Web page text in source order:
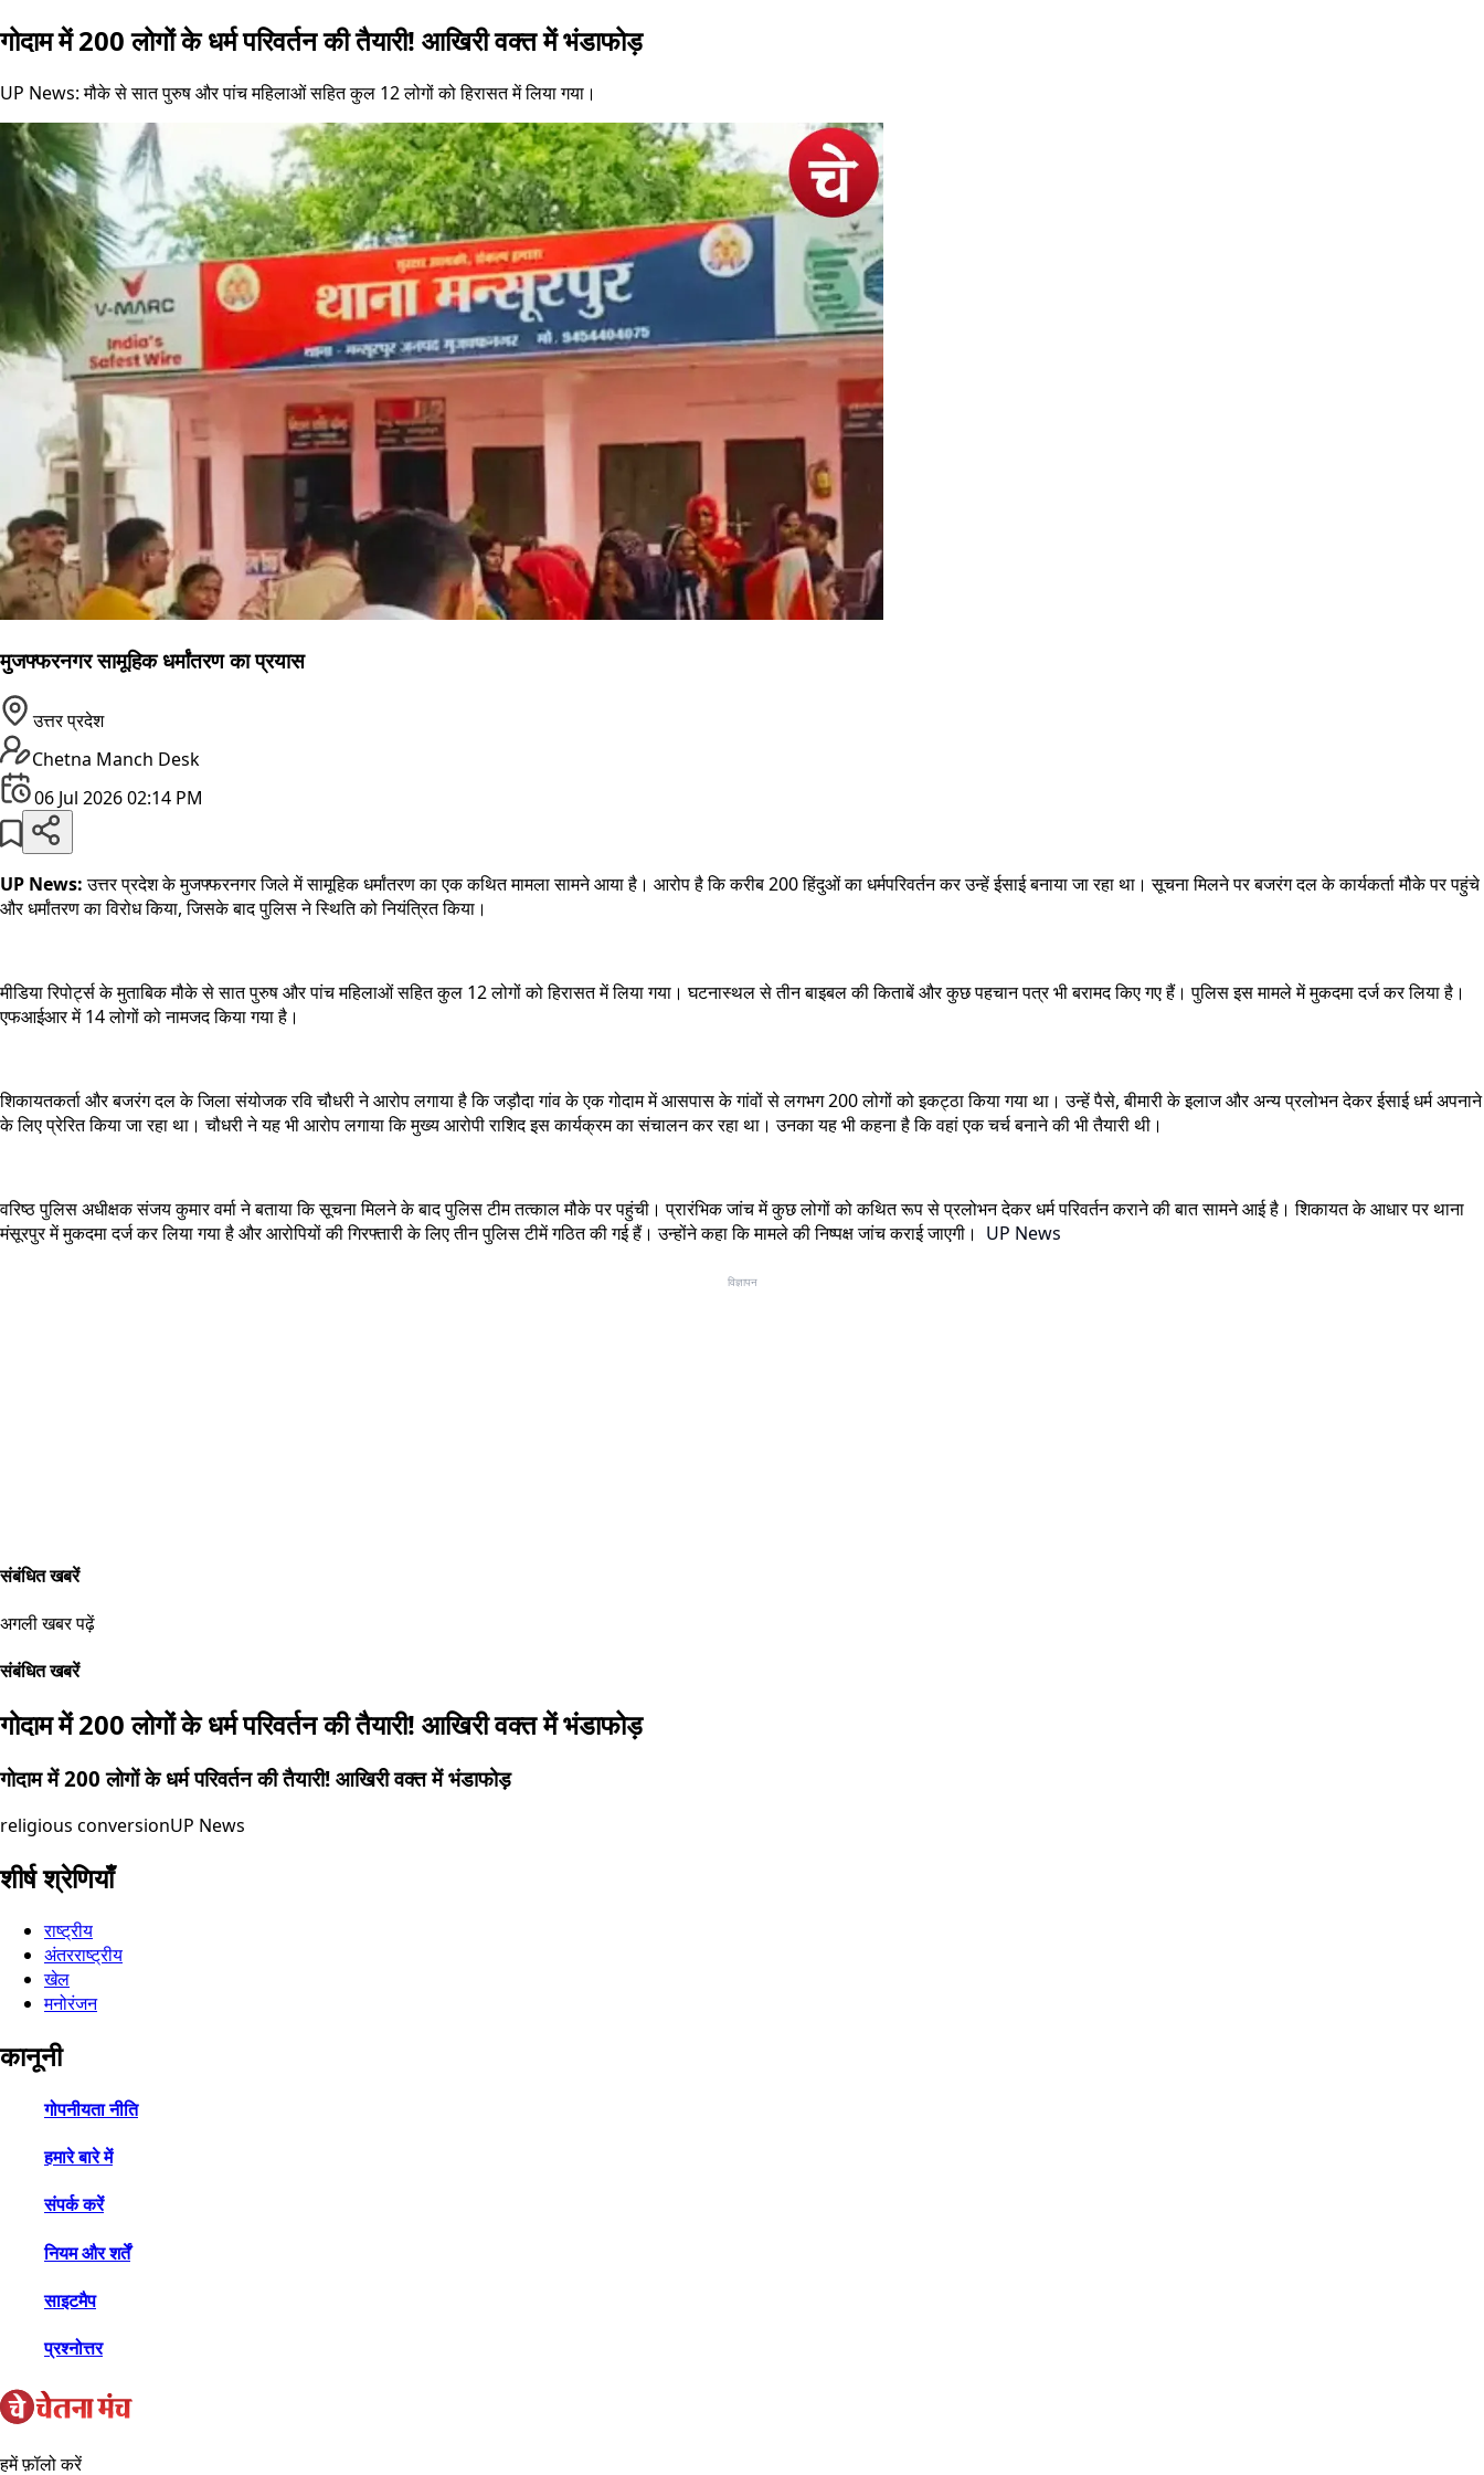
गोदाम में 200 लोगों के धर्म परिवर्तन की तैयारी! आखिरी वक्त में भंडाफोड़
UP News: मौके से सात पुरुष और पांच महिलाओं सहित कुल 12 लोगों को हिरासत में लिया गया।
मुजफ्फरनगर सामूहिक धर्मांतरण का प्रयास
उत्तर प्रदेश
Chetna Manch Desk
06 Jul 2026 02:14 PM
UP News:उत्तर प्रदेश के मुजफ्फरनगर जिले में सामूहिक धर्मांतरण का एक कथित मामला सामने आया है। आरोप है कि करीब 200 हिंदुओं का धर्मपरिवर्तन कर उन्हें ईसाई बनाया जा रहा था। सूचना मिलने पर बजरंग दल के कार्यकर्ता मौके पर पहुंचे
और धर्मांतरण का विरोध किया, जिसके बाद पुलिस ने स्थिति को नियंत्रित किया।
मीडिया रिपोर्ट्स के मुताबिक मौके से सात पुरुष और पांच महिलाओं सहित कुल 12 लोगों को हिरासत में लिया गया। घटनास्थल से तीन बाइबल की किताबें और कुछ पहचान पत्र भी बरामद किए गए हैं। पुलिस इस मामले में मुकदमा दर्ज कर लिया है।
एफआईआर में 14 लोगों को नामजद किया गया है।
शिकायतकर्ता और बजरंग दल के जिला संयोजक रवि चौधरी ने आरोप लगाया है कि जड़ौदा गांव के एक गोदाम में आसपास के गांवों से लगभग 200 लोगों को इकट्ठा किया गया था। उन्हें पैसे, बीमारी के इलाज और अन्य प्रलोभन देकर ईसाई धर्म अपनाने
के लिए प्रेरित किया जा रहा था। चौधरी ने यह भी आरोप लगाया कि मुख्य आरोपी राशिद इस कार्यक्रम का संचालन कर रहा था। उनका यह भी कहना है कि वहां एक चर्च बनाने की भी तैयारी थी।
वरिष्ठ पुलिस अधीक्षक संजय कुमार वर्मा ने बताया कि सूचना मिलने के बाद पुलिस टीम तत्काल मौके पर पहुंची। प्रारंभिक जांच में कुछ लोगों को कथित रूप से प्रलोभन देकर धर्म परिवर्तन कराने की बात सामने आई है। शिकायत के आधार पर थाना
मंसूरपुर में मुकदमा दर्ज कर लिया गया है और आरोपियों की गिरफ्तारी के लिए तीन पुलिस टीमें गठित की गई हैं। उन्होंने कहा कि मामले की निष्पक्ष जांच कराई जाएगी। UP News
विज्ञापन
संबंधित खबरें
अगली खबर पढ़ें
संबंधित खबरें
गोदाम में 200 लोगों के धर्म परिवर्तन की तैयारी! आखिरी वक्त में भंडाफोड़
गोदाम में 200 लोगों के धर्म परिवर्तन की तैयारी! आखिरी वक्त में भंडाफोड़
religious conversionUP News
शीर्ष श्रेणियाँ
राष्ट्रीय
अंतरराष्ट्रीय
खेल
मनोरंजन
कानूनी
गोपनीयता नीति
हमारे बारे में
संपर्क करें
नियम और शर्तें
साइटमैप
प्रश्नोत्तर
हमें फ़ॉलो करें